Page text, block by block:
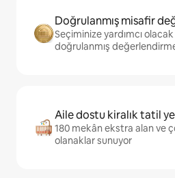
Doğrulanmış misafir
Seçiminize yardımcı
doğrulanmış
Aile dostu kiralık tatil
180 mekân ekstra alan ve
olanaklar sunuyor